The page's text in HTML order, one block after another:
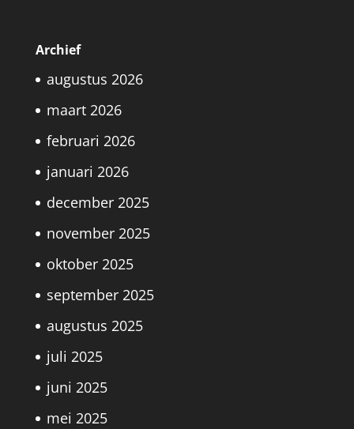
Archief
augustus 2026
maart 2026
februari 2026
januari 2026
december 2025
november 2025
oktober 2025
september 2025
augustus 2025
juli 2025
juni 2025
mei 2025